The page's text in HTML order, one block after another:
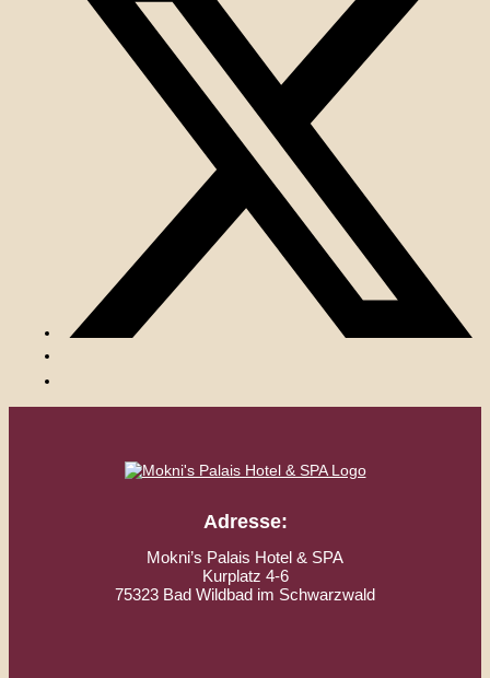
Adresse:
Mokni’s Palais Hotel & SPA
Kurplatz 4-6
75323 Bad Wildbad im Schwarzwald